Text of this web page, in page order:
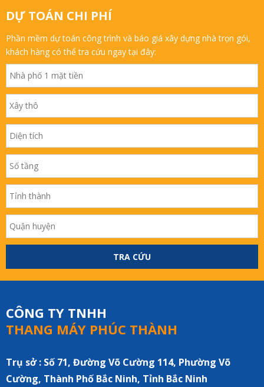
DỰ TOÁN CHI PHÍ
Phần mềm dự toán công trình và báo giá xây dựng nhà trọn gói,
khách hàng có thể tra cứu ngay tại đây:
TRA CỨU
CÔNG TY TNHH
THANG MÁY PHÚC THÀNH
Trụ sở : Số 71, Đường Võ Cường 114, Phường Võ
Cường, Thành Phố Bắc Ninh, Tỉnh Bắc Ninh